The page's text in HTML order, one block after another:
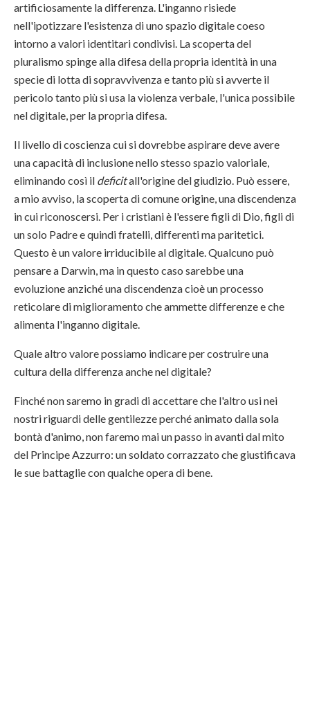
artificiosamente la differenza. L'inganno risiede
nell'ipotizzare l'esistenza di uno spazio digitale coeso
intorno a valori identitari condivisi. La scoperta del
pluralismo spinge alla difesa della propria identità in una
specie di lotta di sopravvivenza e tanto più si avverte il
pericolo tanto più si usa la violenza verbale, l'unica possibile
nel digitale, per la propria difesa.
Il livello di coscienza cui si dovrebbe aspirare deve avere
una capacità di inclusione nello stesso spazio valoriale,
eliminando così il deficitall'origine del giudizio. Può essere,
a mio avviso, la scoperta di comune origine, una discendenza
in cui riconoscersi. Per i cristiani è l'essere figli di Dio, figli di
un solo Padre e quindi fratelli, differenti ma paritetici.
Questo è un valore irriducibile al digitale. Qualcuno può
pensare a Darwin, ma in questo caso sarebbe una
evoluzione anziché una discendenza cioè un processo
reticolare di miglioramento che ammette differenze e che
alimenta l'inganno digitale.
Quale altro valore possiamo indicare per costruire una
cultura della differenza anche nel digitale?
Finché non saremo in gradi di accettare che l'altro usi nei
nostri riguardi delle gentilezze perché animato dalla sola
bontà d'animo, non faremo mai un passo in avanti dal mito
del Principe Azzurro: un soldato corrazzato che giustificava
le sue battaglie con qualche opera di bene.